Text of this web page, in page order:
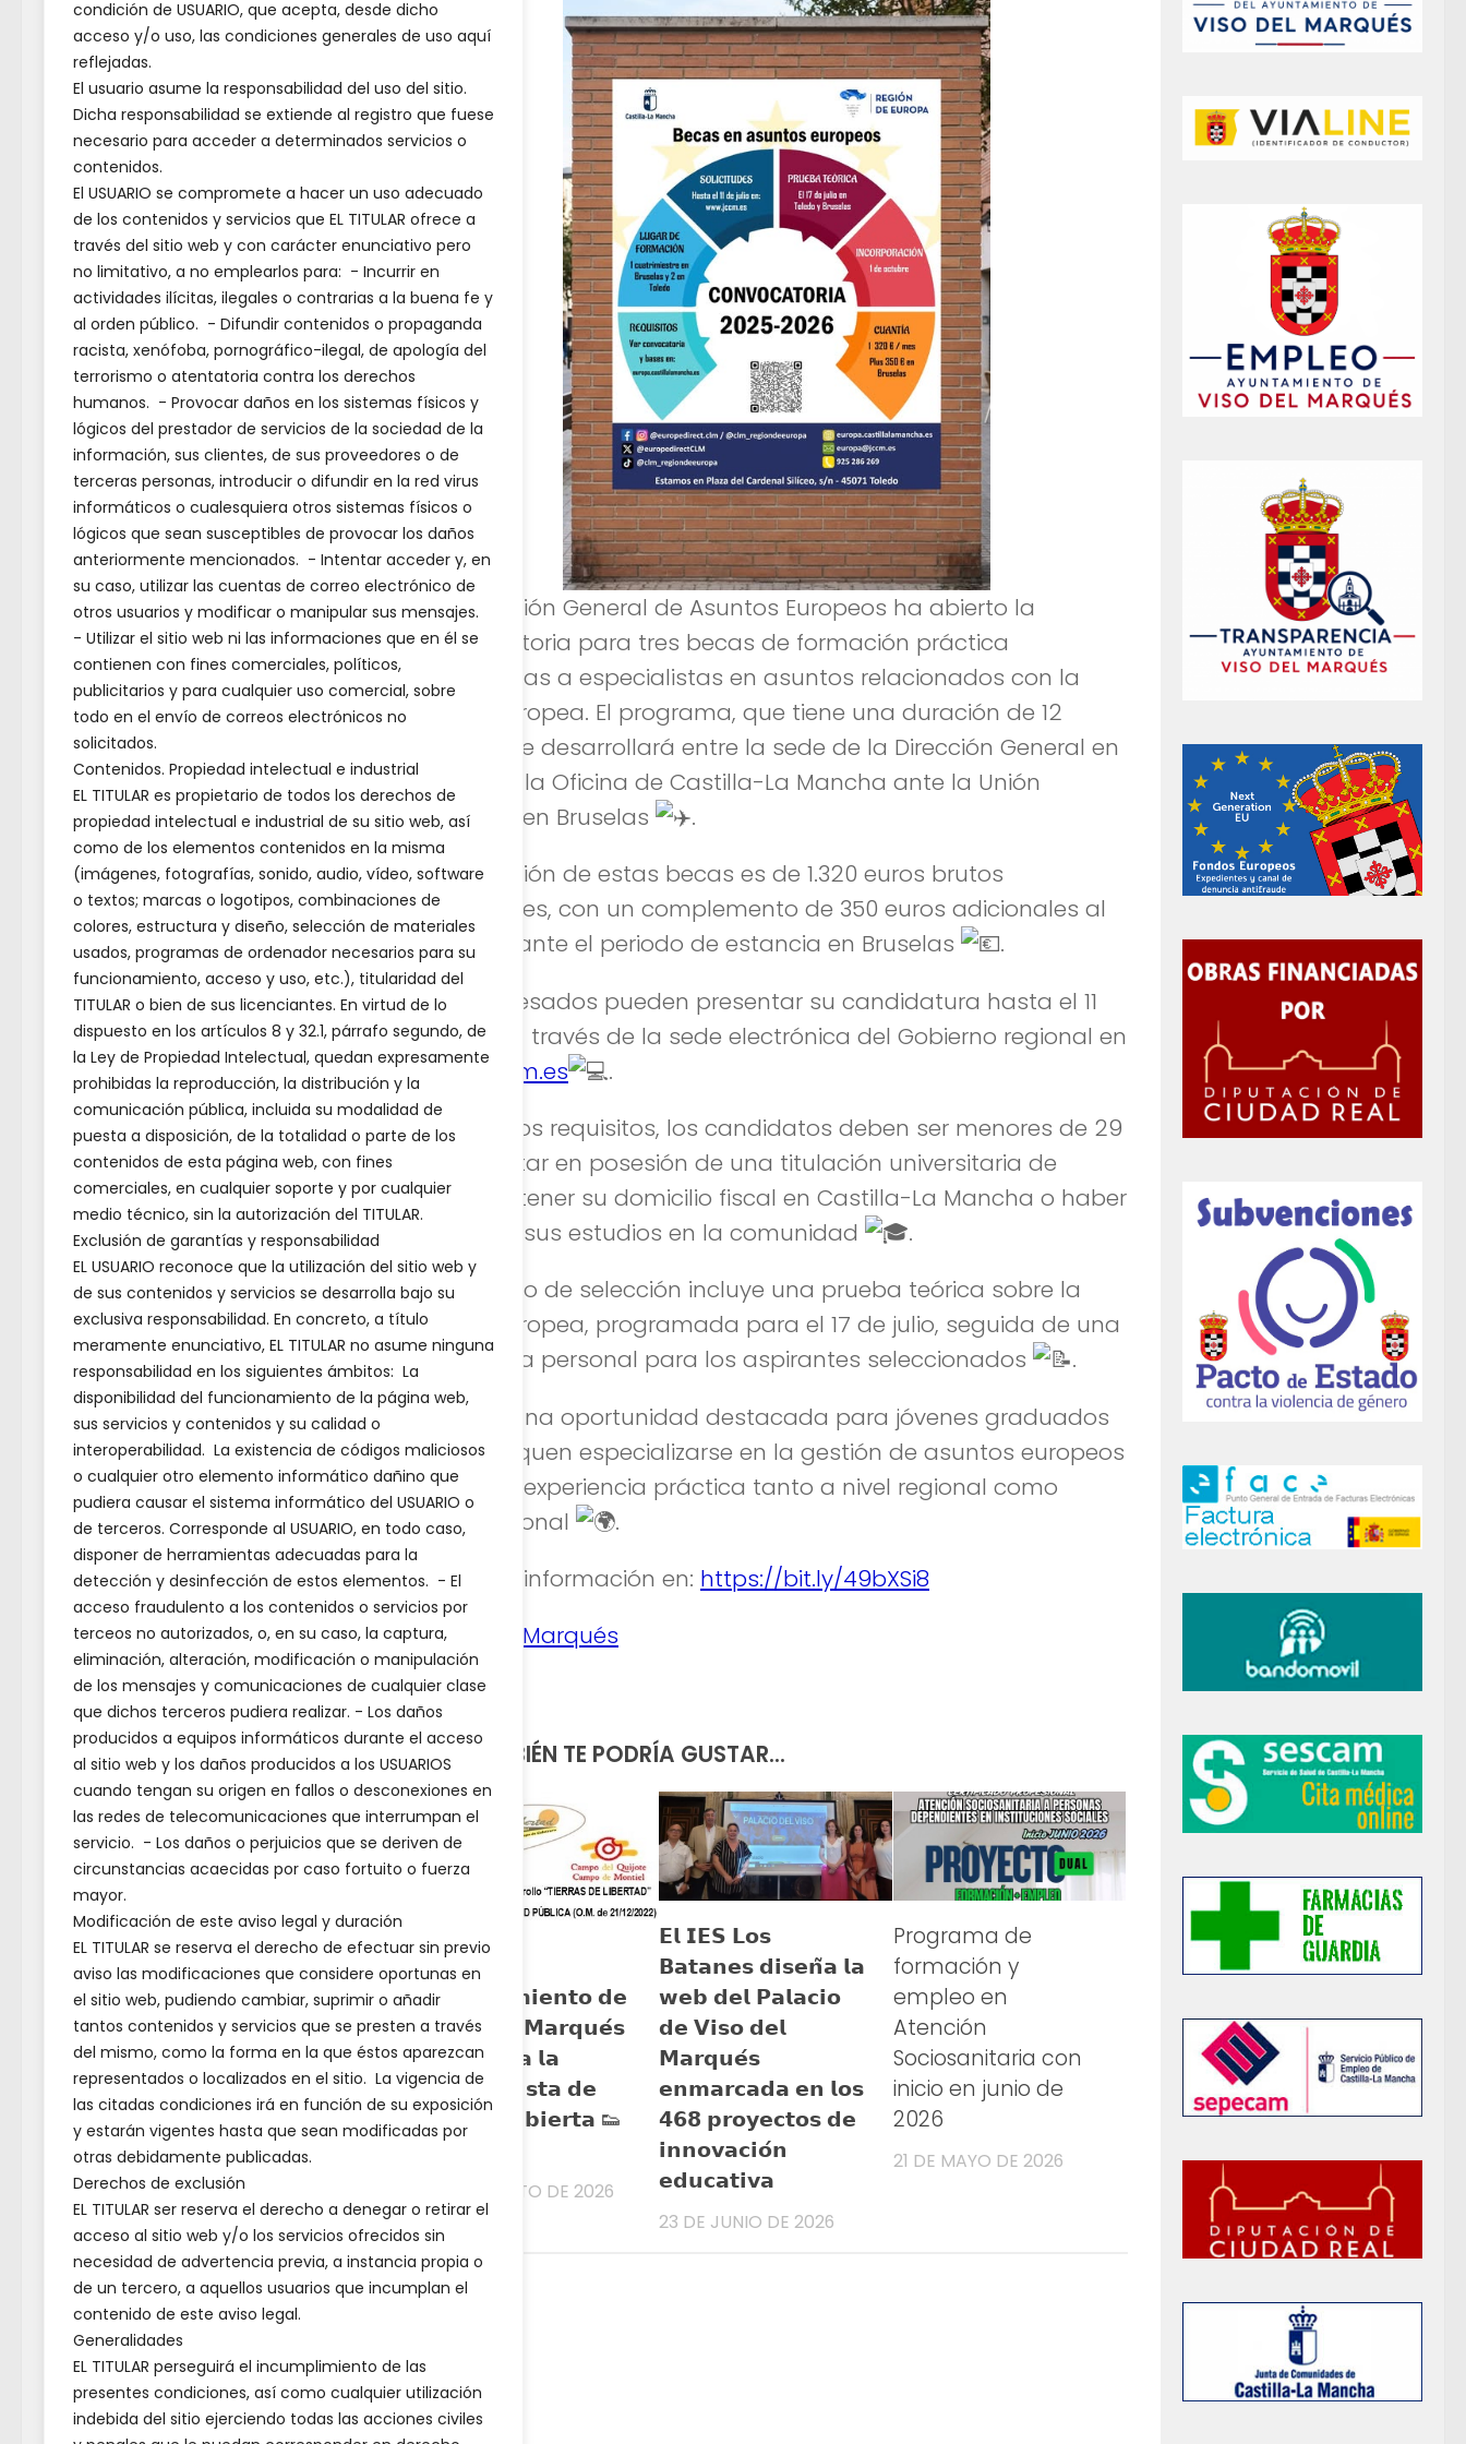
condición de USUARIO, que acepta, desde dicho
acceso y/o uso, las condiciones generales de uso aquí
reflejadas.
El usuario asume la responsabilidad del uso del sitio.
Dicha responsabilidad se extiende al registro que fuese
necesario para acceder a determinados servicios o
contenidos.
El USUARIO se compromete a hacer un uso adecuado
de los contenidos y servicios que EL TITULAR ofrece a
través del sitio web y con carácter enunciativo pero
no limitativo, a no emplearlos para: - Incurrir en
actividades ilícitas, ilegales o contrarias a la buena fe y
al orden público. - Difundir contenidos o propaganda
racista, xenófoba, pornográfico-ilegal, de apología del
terrorismo o atentatoria contra los derechos
humanos. - Provocar daños en los sistemas físicos y
lógicos del prestador de servicios de la sociedad de la
información, sus clientes, de sus proveedores o de
terceras personas, introducir o difundir en la red virus
informáticos o cualesquiera otros sistemas físicos o
lógicos que sean susceptibles de provocar los daños
anteriormente mencionados. - Intentar acceder y, en
su caso, utilizar las cuentas de correo electrónico de
otros usuarios y modificar o manipular sus mensajes.
- Utilizar el sitio web ni las informaciones que en él se
contienen con fines comerciales, políticos,
publicitarios y para cualquier uso comercial, sobre
todo en el envío de correos electrónicos no
solicitados.
Contenidos. Propiedad intelectual e industrial
EL TITULAR es propietario de todos los derechos de
propiedad intelectual e industrial de su sitio web, así
como de los elementos contenidos en la misma
(imágenes, fotografías, sonido, audio, vídeo, software
o textos; marcas o logotipos, combinaciones de
colores, estructura y diseño, selección de materiales
usados, programas de ordenador necesarios para su
funcionamiento, acceso y uso, etc.), titularidad del
TITULAR o bien de sus licenciantes. En virtud de lo
dispuesto en los artículos 8 y 32.1, párrafo segundo, de
la Ley de Propiedad Intelectual, quedan expresamente
prohibidas la reproducción, la distribución y la
comunicación pública, incluida su modalidad de
puesta a disposición, de la totalidad o parte de los
contenidos de esta página web, con fines
comerciales, en cualquier soporte y por cualquier
medio técnico, sin la autorización del TITULAR.
Exclusión de garantías y responsabilidad
EL USUARIO reconoce que la utilización del sitio web y
de sus contenidos y servicios se desarrolla bajo su
exclusiva responsabilidad. En concreto, a título
meramente enunciativo, EL TITULAR no asume ninguna
responsabilidad en los siguientes ámbitos: La
disponibilidad del funcionamiento de la página web,
sus servicios y contenidos y su calidad o
interoperabilidad. La existencia de códigos maliciosos
o cualquier otro elemento informático dañino que
pudiera causar el sistema informático del USUARIO o
de terceros. Corresponde al USUARIO, en todo caso,
disponer de herramientas adecuadas para la
detección y desinfección de estos elementos. - El
acceso fraudulento a los contenidos o servicios por
terceos no autorizados, o, en su caso, la captura,
eliminación, alteración, modificación o manipulación
de los mensajes y comunicaciones de cualquier clase
que dichos terceros pudiera realizar. - Los daños
producidos a equipos informáticos durante el acceso
al sitio web y los daños producidos a los USUARIOS
cuando tengan su origen en fallos o desconexiones en
las redes de telecomunicaciones que interrumpan el
servicio. - Los daños o perjuicios que se deriven de
circunstancias acaecidas por caso fortuito o fuerza
mayor.
Modificación de este aviso legal y duración
EL TITULAR se reserva el derecho de efectuar sin previo
aviso las modificaciones que considere oportunas en
el sitio web, pudiendo cambiar, suprimir o añadir
tantos contenidos y servicios que se presten a través
del mismo, como la forma en la que éstos aparezcan
representados o localizados en el sitio. La vigencia de
las citadas condiciones irá en función de su exposición
y estarán vigentes hasta que sean modificadas por
otras debidamente publicadas.
Derechos de exclusión
EL TITULAR ser reserva el derecho a denegar o retirar el
acceso al sitio web y/o los servicios ofrecidos sin
necesidad de advertencia previa, a instancia propia o
de un tercero, a aquellos usuarios que incumplan el
contenido de este aviso legal.
Generalidades
EL TITULAR perseguirá el incumplimiento de las
presentes condiciones, así como cualquier utilización
indebida del sitio ejerciendo todas las acciones civiles
​La Dirección General de Asuntos Europeos ha abierto la
convocatoria para tres becas de formación práctica
destinadas a especialistas en asuntos relacionados con la
Unión Europea. El programa, que tiene una duración de 12
meses, se desarrollará entre la sede de la Dirección General en
Toledo y la Oficina de Castilla-La Mancha ante la Unión
Europea en Bruselas
.
​La dotación de estas becas es de 1.320 euros brutos
mensuales, con un complemento de 350 euros adicionales al
mes durante el periodo de estancia en Bruselas
.
​Los interesados pueden presentar su candidatura hasta el 11
de julio a través de la sede electrónica del Gobierno regional en
www.jccm.es
.
​Entre otros requisitos, los candidatos deben ser menores de 29
años, estar en posesión de una titulación universitaria de
grado y tener su domicilio fiscal en Castilla-La Mancha o haber
cursado sus estudios en la comunidad
.
​El proceso de selección incluye una prueba teórica sobre la
Unión Europea, programada para el 17 de julio, seguida de una
entrevista personal para los aspirantes seleccionados
.
​Esta es una oportunidad destacada para jóvenes graduados
que busquen especializarse en la gestión de asuntos europeos
con una experiencia práctica tanto a nivel regional como
internacional
.
Más información en: https://bit.ly/49bXSi8
#VisodelMarqués
TAMBIÉN TE PODRÍA GUSTAR...
🎾 𝗘𝗹
𝗔𝘆𝘂𝗻𝘁𝗮𝗺𝗶𝗲𝗻𝘁𝗼 𝗱𝗲
𝗩𝗶𝘀𝗼 𝗱𝗲𝗹 𝗠𝗮𝗿𝗾𝘂𝗲́𝘀
𝗶𝗻𝗮𝘂𝗴𝘂𝗿𝗮 𝗹𝗮
𝗻𝘂𝗲𝘃𝗮 𝗽𝗶𝘀𝘁𝗮 𝗱𝗲
𝗽𝗮́𝗱𝗲𝗹 𝗰𝘂𝗯𝗶𝗲𝗿𝘁𝗮 👟
🏓
5 DE AGOSTO DE 2026
𝗘𝗹 𝗜𝗘𝗦 𝗟𝗼𝘀
𝗕𝗮𝘁𝗮𝗻𝗲𝘀 𝗱𝗶𝘀𝗲𝗻̃𝗮 𝗹𝗮
𝘄𝗲𝗯 𝗱𝗲𝗹 𝗣𝗮𝗹𝗮𝗰𝗶𝗼
𝗱𝗲 𝗩𝗶𝘀𝗼 𝗱𝗲𝗹
𝗠𝗮𝗿𝗾𝘂𝗲́𝘀
𝗲𝗻𝗺𝗮𝗿𝗰𝗮𝗱𝗮 𝗲𝗻 𝗹𝗼𝘀
𝟰𝟲𝟴 𝗽𝗿𝗼𝘆𝗲𝗰𝘁𝗼𝘀 𝗱𝗲
𝗶𝗻𝗻𝗼𝘃𝗮𝗰𝗶𝗼́𝗻
𝗲𝗱𝘂𝗰𝗮𝘁𝗶𝘃𝗮
23 DE JUNIO DE 2026
Programa de
formación y
empleo en
Atención
Sociosanitaria con
inicio en junio de
2026
21 DE MAYO DE 2026
FESTIVOS CLM Y LOCALES 2026
1 de enero: Año Nuevo (jueves).
6 de enero:Epifanía del
Señor/Reyes (martes).
2 de abril:Jueves Santo (jueves).
3 de abril:Viernes Santo
(viernes).o
6 de abril:Lunes de Pascua (lunes
- festivo regional).
1 de mayo:Fiesta del Trabajo
(viernes)
4 de junio:Corpus Christi (jueves -
festivo regional, sustituye al 6 de
diciembre).
24 de julio:
Santiago.
15 de agosto: Asunción de la
Virgen (sábado).
12 de octubre:Fiesta Nacional de
España (lunes).
2 de noviembre:Fiesta de Todos
los Santos (lunes, traslada el 1 de
noviembre).
30 de noviembre:San Andrés.
8 de diciembre:
Concepción (martes).
25 de diciembre:Navidad (viernes)
Entradas recientes
🎾 𝗘𝗹 𝗔𝘆𝘂𝗻𝘁𝗮𝗺𝗶𝗲𝗻𝘁𝗼 𝗱𝗲 𝗩𝗶𝘀𝗼
𝗱𝗲𝗹 𝗠𝗮𝗿𝗾𝘂𝗲́𝘀 𝗶𝗻𝗮𝘂𝗴𝘂𝗿𝗮 𝗹𝗮 𝗻𝘂𝗲𝘃𝗮
𝗽𝗶𝘀𝘁𝗮 𝗱𝗲 𝗽𝗮́𝗱𝗲𝗹 𝗰𝘂𝗯𝗶𝗲𝗿𝘁𝗮 👟🏓
𝗘𝗹 𝗜𝗘𝗦 𝗟𝗼𝘀 𝗕𝗮𝘁𝗮𝗻𝗲𝘀 𝗱𝗶𝘀𝗲𝗻̃𝗮 𝗹𝗮
𝘄𝗲𝗯 𝗱𝗲𝗹 𝗣𝗮𝗹𝗮𝗰𝗶𝗼 𝗱𝗲 𝗩𝗶𝘀𝗼 𝗱𝗲𝗹
𝗠𝗮𝗿𝗾𝘂𝗲́𝘀 𝗲𝗻𝗺𝗮𝗿𝗰𝗮𝗱𝗮 𝗲𝗻 𝗹𝗼𝘀 𝟰𝟲𝟴
𝗽𝗿𝗼𝘆𝗲𝗰𝘁𝗼𝘀 𝗱𝗲 𝗶𝗻𝗻𝗼𝘃𝗮𝗰𝗶𝗼́𝗻
𝗲𝗱𝘂𝗰𝗮𝘁𝗶𝘃𝗮
EL TEATRO LLEGA A NUESTRO
PUEBLO
Castilla-La Mancha convoca
becas de formación en Asuntos
Europeos
Programa de formación y
empleo en Atención Sociosanitaria
con inicio en junio de 2026